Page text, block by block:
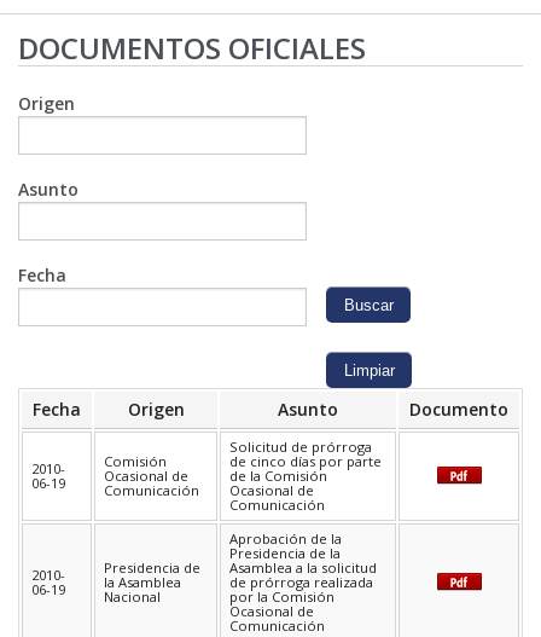
LA ASAMBLEA
LEGISLAMOS
FISCALIZAMOS
PRENSA
PARTICIPACIÓN
DOCUMENTOS OFICIALES
Origen
Asunto
Fecha
Fecha Origen Asunto Documento
2010-
06-19
Comisión
Ocasional de
Comunicación
Solicitud de prórroga
de cinco días por parte
de la Comisión
Ocasional de
Comunicación
2010-
06-19
Presidencia de
la Asamblea
Nacional
Aprobación de la
Presidencia de la
Asamblea a la solicitud
de prórroga realizada
por la Comisión
Ocasional de
Comunicación